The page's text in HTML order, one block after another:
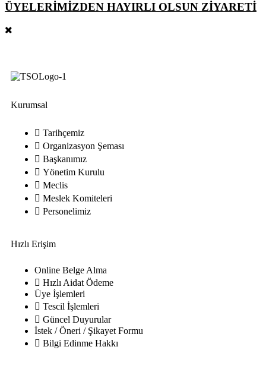
ÜYELERİMİZDEN HAYIRLI OLSUN ZİYARETİ
Kurumsal
Tarihçemiz
Organizasyon Şeması
Başkanımız
Yönetim Kurulu
Meclis
Meslek Komiteleri
Personelimiz
Hızlı Erişim
Online Belge Alma
Hızlı Aidat Ödeme
Üye İşlemleri
Tescil İşlemleri
Güncel Duyurular
İstek / Öneri / Şikayet Formu
Bilgi Edinme Hakkı